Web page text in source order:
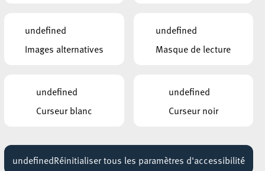
undefined
Images alternatives
undefined
Masque de lecture
undefined
Curseur blanc
undefined
Curseur noir
undefinedRéinitialiser tous les paramètres d'accessibilité